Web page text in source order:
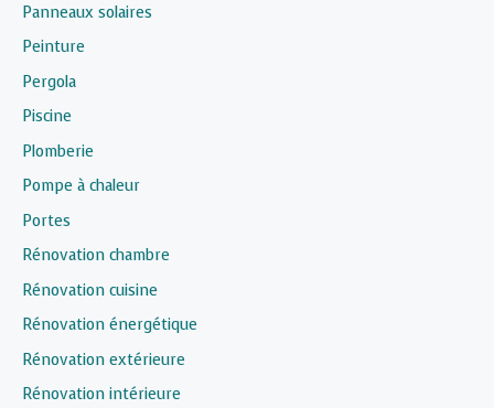
Panneaux solaires
Peinture
Pergola
Piscine
Plomberie
Pompe à chaleur
Portes
Rénovation chambre
Rénovation cuisine
Rénovation énergétique
Rénovation extérieure
Rénovation intérieure